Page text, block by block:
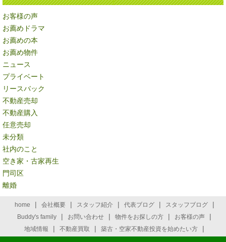
お客様の声
お薦めドラマ
お薦めの本
お薦め物件
ニュース
プライベート
リースバック
不動産売却
不動産購入
任意売却
未分類
社内のこと
空き家・古家再生
門司区
離婚
home | 会社概要 | スタッフ紹介 | 代表ブログ | スタッフブログ |
Buddy's family | お問い合わせ | 物件をお探しの方 | お客様の声 |
地域情報 | 不動産買取 | 築古・空家不動産投資を始めたい方 |